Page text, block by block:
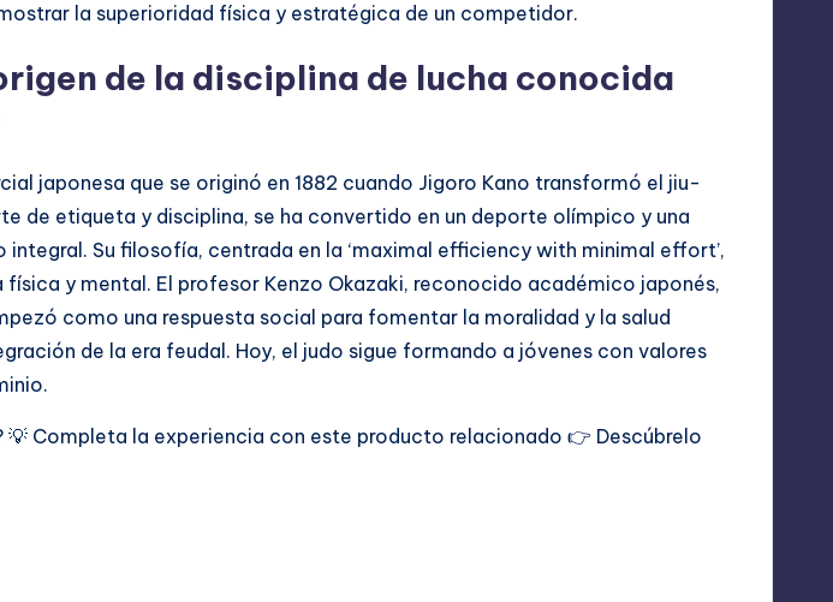
la superioridad física y estratégica de un competidor.
de la disciplina de lucha conocida
japonesa que se originó en 1882 cuando Jigoro Kano transformó el jiu-
de etiqueta y disciplina, se ha convertido en un deporte olímpico y una
Su filosofía, centrada en la ‘maximal efficiency with minimal effort’,
física y mental. El profesor Kenzo Okazaki, reconocido académico japonés,
como una respuesta social para fomentar la moralidad y la salud
de la era feudal. Hoy, el judo sigue formando a jóvenes con valores
💡 Completa la experiencia con este producto relacionado 👉 Descúbrelo